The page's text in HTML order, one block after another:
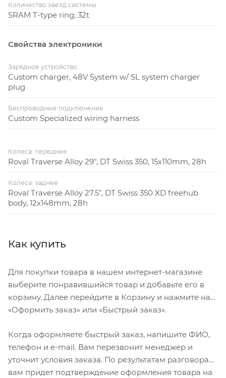
Количество звезд системы
SRAM T-type ring, 32t
Свойства электроники
Зарядное устройство
Custom charger, 48V System w/ SL system charger
plug
Беспроводные подключения
Custom Specialized wiring harness
Колеса: переднее
Roval Traverse Alloy 29", DT Swiss 350, 15x110mm, 28h
Колеса: заднее
Roval Traverse Alloy 27.5", DT Swiss 350 XD freehub
body, 12x148mm, 28h
Как купить
Для покупки товара в нашем интернет-магазине
выберите понравившийся товар и добавьте его в
корзину. Далее перейдите в Корзину и нажмите на
«Оформить заказ» или «Быстрый заказ».
Когда оформляете быстрый заказ, напишите ФИО,
телефон и e-mail. Вам перезвонит менеджер и
уточнит условия заказа. По результатам разговора
вам придет подтверждение оформления товара на